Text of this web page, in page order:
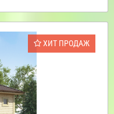
ХИТ ПРОДАЖ